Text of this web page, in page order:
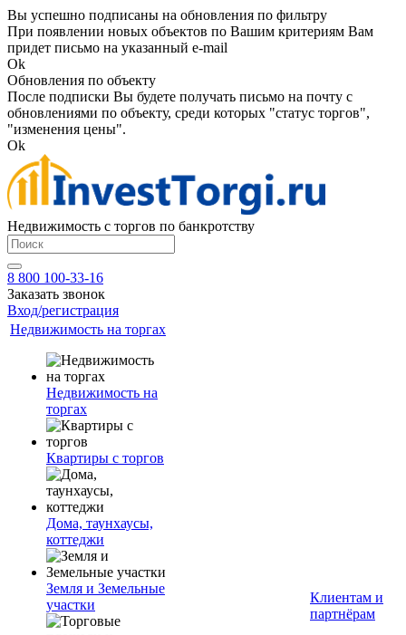
Вы успешно подписаны на обновления по фильтру
При появлении новых объектов по Вашим критериям Вам
придет письмо на указанный e-mail
Ok
Обновления по объекту
После подписки Вы будете получать письмо на почту с
обновлениями по объекту, среди которых "статус торгов",
"изменения цены".
Ok
Недвижимость с торгов по банкротству
8 800 100-33-16
Заказать звонок
Вход/регистрация
Недвижимость на торгах
Недвижимость на
торгах
Квартиры с торгов
Дома, таунхаусы,
коттеджи
Земля и Земельные
участки
Клиентам и
партнёрам